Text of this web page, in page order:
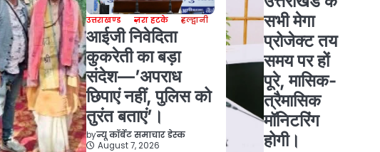
उत्तराखण्ड ज़रा हटके हल्द्वानी
आईजी निवेदिता
कुकरेती का बड़ा
संदेश—’अपराध
छिपाएं नहीं, पुलिस को
तुरंत बताएं’।
byन्यू कॉर्बेट समाचार डेस्क
August 7, 2026
सभी मेगा
प्रोजेक्ट तय
समय पर हों
पूरे, मासिक-
त्रैमासिक
मॉनिटरिंग
होगी।